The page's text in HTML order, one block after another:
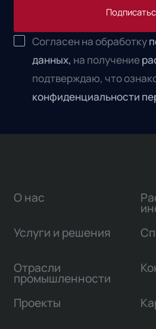
Согласен на обработку
данных, на получение
подтверждаю, что
конфиденциальности
О нас
Услуги и решения
Отрасли
промышленности
Проекты